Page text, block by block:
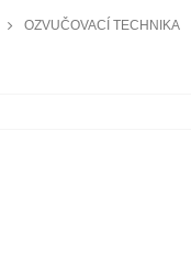
OZVUČOVACÍ TECHNIKA